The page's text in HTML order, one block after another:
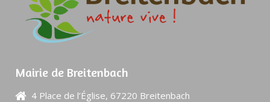
Mairie de Breitenbach
4 Place de l’Église, 67220 Breitenbach